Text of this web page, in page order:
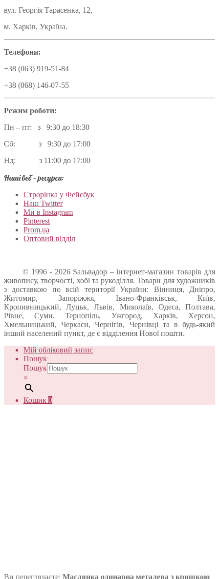
вул. Георгія Тарасенка, 12,
м. Харків, Україна.
Телефони:
+38 (063) 919-51-84
+38 (068) 146-07-55
Режим роботи:
Пн – пт: з 9:30 до 18:30
Сб: з 9:30 до 17:00
Нд: з 11:00 до 17:00
Наші веб – ресурси:
Строрінка у Фейсбук
Наш Twitter
Ми в Instagram
Pinterest
Prom.ua
Оптовий відділ
© 1996 - 2026 Sальвадор – інтернет-магазин товарів для
живопису, творчості, хобі та рукоділля. Товари для художників
з доставкою по всій території України: Вінниця, Дніпро,
Житомир, Запоріжжя, Івано-Франківськ, Київ,
Кропивницький, Луцьк, Львів, Миколаїв, Одеса, Полтава,
Рівне, Суми, Тернопіль, Ужгород, Харків, Херсон,
Хмельницький, Черкаси, Чернігів, Чернівці та в будь-який
інший населений пункт, де є відділення Нової пошти.
Мій обліковий запис
Пошук
Пошук
×
Кошик 0
Ви переглядаєте: Маслянка одинарна металева з кришкою